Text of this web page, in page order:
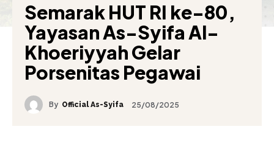
Semarak HUT RI ke-80,
Yayasan As-Syifa Al-
Khoeriyyah Gelar
Porsenitas Pegawai
By Official As-Syifa 25/08/2025